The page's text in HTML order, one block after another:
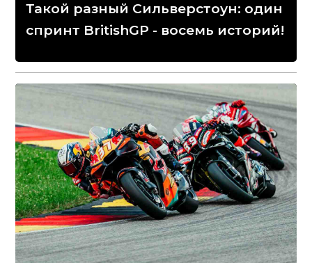
Такой разный Сильверстоун: один
спринт BritishGP - восемь историй!